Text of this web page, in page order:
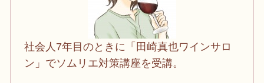
社会人7年目のときに「田崎真也ワインサロ
ン」でソムリエ対策講座を受講。